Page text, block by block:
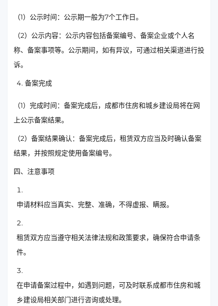
（1）公示时间：公示期一般为7个工作日。
（2）公示内容：公示内容包括备案编号、备案企业或个人名
称、备案事项等。公示期间，如有异议，可通过相关渠道进行投
诉。
备案完成
（1）完成时间：备案完成后，成都市住房和城乡建设局将在网
上公示备案结果。
（2）备案结果确认：备案完成后，租赁双方应当及时确认备案
结果，并按照规定使用备案编号。
四、注意事项
申请材料应当真实、完整、准确，不得虚报、瞒报。
租赁双方应当遵守相关法律法规和政策要求，确保符合申请条
件。
在申请备案过程中，如遇到问题，可及时联系成都市住房和城
乡建设局相关部门进行咨询或处理。